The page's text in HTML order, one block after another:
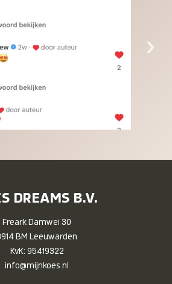
›
DREAMS B.V.
Freark Damwei 30
BM Leeuwarden
KvK: 95419322
info@mijnkoes.nl